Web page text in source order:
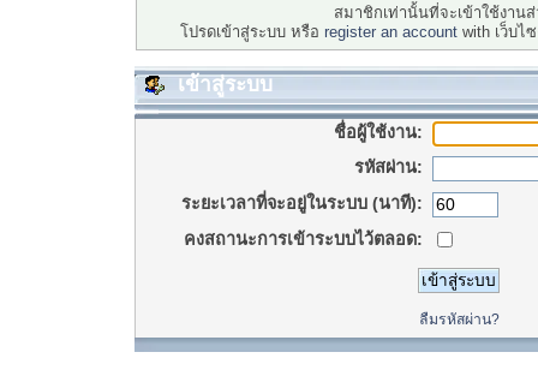
สมาชิกเท่านั้นที่จะเข้าใช้งาน
โปรดเข้าสู่ระบบ หรือ register an account with เว็บ
เข้าสู่ระบบ
ชื่อผู้ใช้งาน:
รหัสผ่าน:
ระยะเวลาที่จะอยู่ในระบบ (นาที):
คงสถานะการเข้าระบบไว้ตลอด:
ลืมรหัสผ่าน?